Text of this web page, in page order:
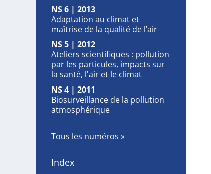
NS 6 | 2013
Adaptation au climat et
maîtrise de la qualité de l’air
NS 5 | 2012
Ateliers scientifiques : pollution
par les particules, impacts sur
la santé, l'air et le climat
NS 4 | 2011
Biosurveillance de la pollution
atmosphérique
Tous les numéros
Index